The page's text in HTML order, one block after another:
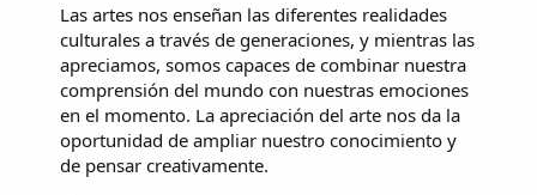
Las artes nos enseñan las diferentes realidades
culturales a través de generaciones, y mientras las
apreciamos, somos capaces de combinar nuestra
comprensión del mundo con nuestras emociones
en el momento. La apreciación del arte nos da la
oportunidad de ampliar nuestro conocimiento y
de pensar creativamente.